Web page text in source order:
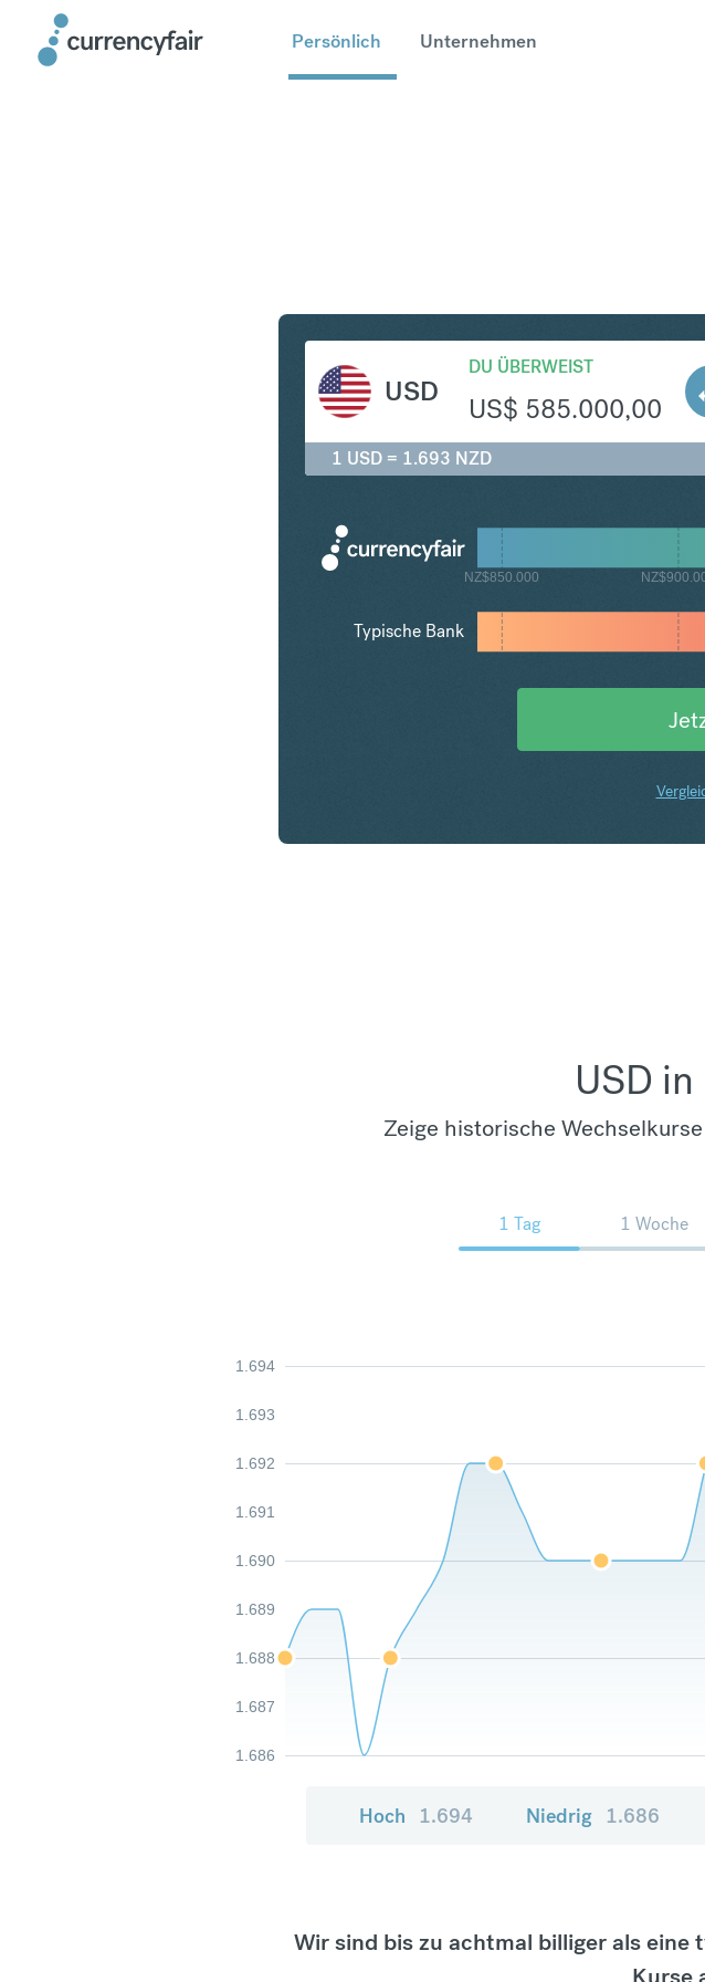
Persönlich Unternehmen
USD
DU ÜBERWEIST
US$ 585.000,00
1 USD = 1.693 NZD
NZ$850.000
Typische Bank
USD
Zeige historische
1 Tag 1 Woche
1.686
1.687
1.688
1.689
1.690
1.691
1.692
1.693
1.694
Hoch 1.694 Niedrig 1.686
Wir sind bis zu achtmal billiger als eine
Kurse